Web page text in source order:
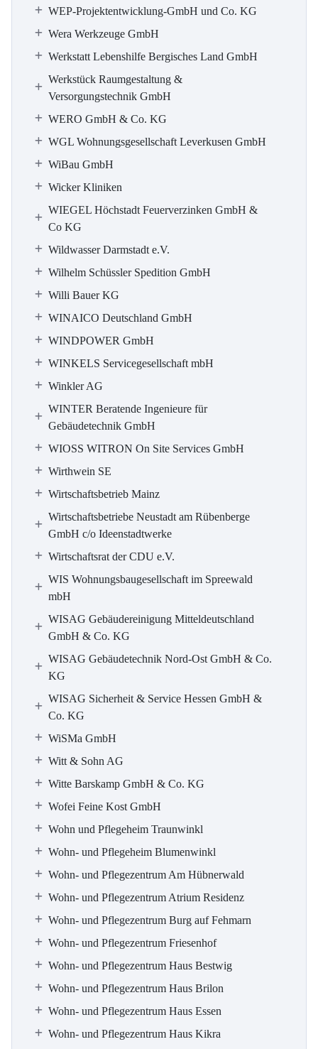
WEP-Projektentwicklung-GmbH und Co. KG
Wera Werkzeuge GmbH
Werkstatt Lebenshilfe Bergisches Land GmbH
Werkstück Raumgestaltung &
Versorgungstechnik GmbH
WERO GmbH & Co. KG
WGL Wohnungsgesellschaft Leverkusen GmbH
WiBau GmbH
Wicker Kliniken
WIEGEL Höchstadt Feuerverzinken GmbH &
Co KG
Wildwasser Darmstadt e.V.
Wilhelm Schüssler Spedition GmbH
Willi Bauer KG
WINAICO Deutschland GmbH
WINDPOWER GmbH
WINKELS Servicegesellschaft mbH
Winkler AG
WINTER Beratende Ingenieure für
Gebäudetechnik GmbH
WIOSS WITRON On Site Services GmbH
Wirthwein SE
Wirtschaftsbetrieb Mainz
Wirtschaftsbetriebe Neustadt am Rübenberge
GmbH c/o Ideenstadtwerke
Wirtschaftsrat der CDU e.V.
WIS Wohnungsbaugesellschaft im Spreewald
mbH
WISAG Gebäudereinigung Mitteldeutschland
GmbH & Co. KG
WISAG Gebäudetechnik Nord-Ost GmbH & Co.
KG
WISAG Sicherheit & Service Hessen GmbH &
Co. KG
WiSMa GmbH
Witt & Sohn AG
Witte Barskamp GmbH & Co. KG
Wofei Feine Kost GmbH
Wohn und Pflegeheim Traunwinkl
Wohn- und Pflegeheim Blumenwinkl
Wohn- und Pflegezentrum Am Hübnerwald
Wohn- und Pflegezentrum Atrium Residenz
Wohn- und Pflegezentrum Burg auf Fehmarn
Wohn- und Pflegezentrum Friesenhof
Wohn- und Pflegezentrum Haus Bestwig
Wohn- und Pflegezentrum Haus Brilon
Wohn- und Pflegezentrum Haus Essen
Wohn- und Pflegezentrum Haus Kikra